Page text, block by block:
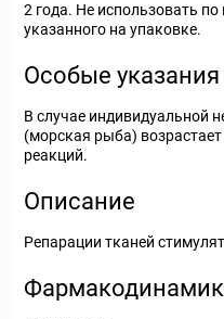
2 года. Не использовать по
указанного на упаковке.
Особые указания
В случае индивидуальной
(морская рыба)
реакций.
Описание
Репарации тканей